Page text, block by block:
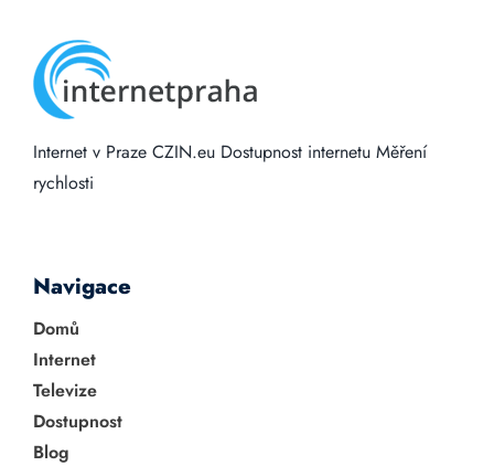
Internet v Praze CZIN.eu Dostupnost internetu Měření
rychlosti
Navigace
Domů
Internet
Televize
Dostupnost
Blog